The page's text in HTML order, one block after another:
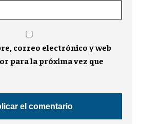
correo electrónico y web
para la próxima vez que